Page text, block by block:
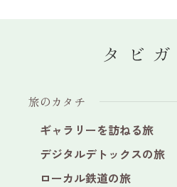
旅のカタチ
ギャラリーを訪ねる旅
デジタルデトックスの旅
ローカル鉄道の旅